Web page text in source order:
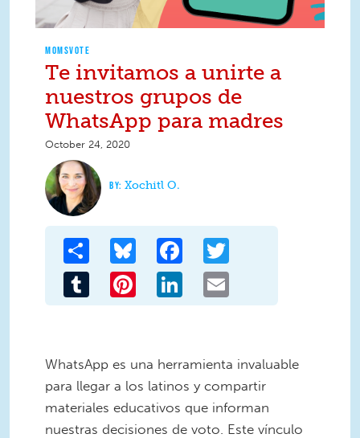
MOMSVOTE
Te invitamos a unirte a
nuestros grupos de
WhatsApp para madres
October 24, 2020
Xochitl O.
Share Bluesky Facebook
Tumblr Pinterest LinkedIn
WhatsApp es una herramienta invaluable
para llegar a los latinos y compartir
materiales educativos que informan
nuestras decisiones de voto. Este vínculo